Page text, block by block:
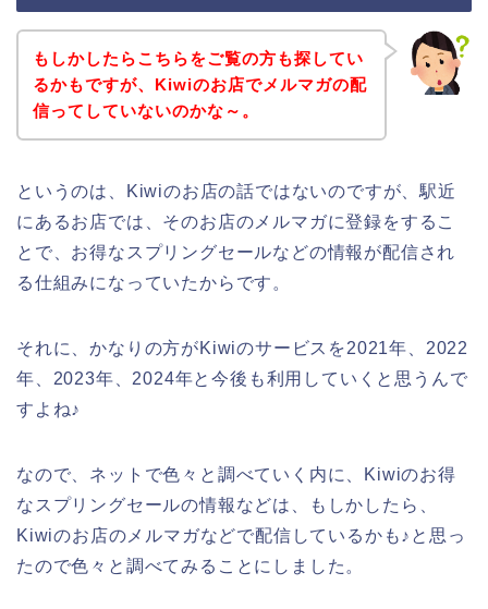
もしかしたらこちらをご覧の方も探してい
るかもですが、Kiwiのお店でメルマガの配
信ってしていないのかな～。
というのは、Kiwiのお店の話ではないのですが、駅近
にあるお店では、そのお店のメルマガに登録をするこ
とで、お得なスプリングセールなどの情報が配信され
る仕組みになっていたからです。
それに、かなりの方がKiwiのサービスを2021年、2022
年、2023年、2024年と今後も利用していくと思うんで
すよね♪
なので、ネットで色々と調べていく内に、Kiwiのお得
なスプリングセールの情報などは、もしかしたら、
Kiwiのお店のメルマガなどで配信しているかも♪と思っ
たので色々と調べてみることにしました。